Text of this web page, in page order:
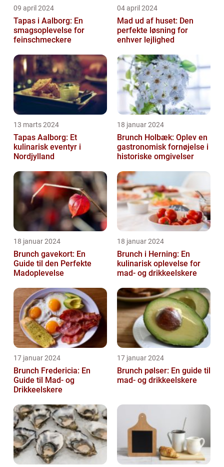
09 april 2024
Tapas i Aalborg: En
smagsoplevelse for
feinschmeckere
04 april 2024
Mad ud af huset: Den
perfekte løsning for
enhver lejlighed
13 marts 2024
Tapas Aalborg: Et
kulinarisk eventyr i
Nordjylland
18 januar 2024
Brunch Holbæk: Oplev en
gastronomisk fornøjelse i
historiske omgivelser
18 januar 2024
Brunch gavekort: En
Guide til den Perfekte
Madoplevelse
18 januar 2024
Brunch i Herning: En
kulinarisk oplevelse for
mad- og drikkeelskere
17 januar 2024
Brunch Fredericia: En
Guide til Mad- og
Drikkeelskere
17 januar 2024
Brunch pølser: En guide til
mad- og drikkeelskere